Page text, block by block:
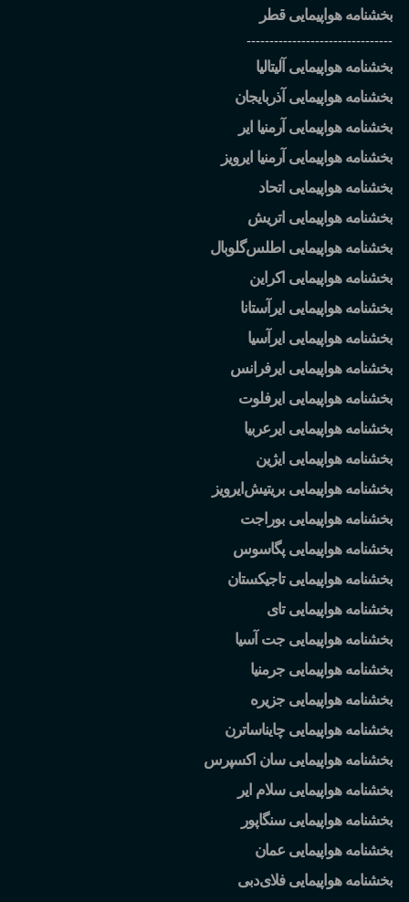
بخشنامه هواپیمایی قطر
--------------------------------
بخشنامه هواپیمایی آلیتالیا
بخشنامه هواپیمایی آذربایجان
بخشنامه هواپیمایی آرمنیا ایر
بخشنامه هواپیمایی آرمنیا ایرویز
بخشنامه هواپیمایی اتحاد
بخشنامه هواپیمایی اتریش
بخشنامه هواپیمایی اطلسگلوبال
بخشنامه هواپیمایی اکراین
بخشنامه هواپیمایی ایرآستانا
بخشنامه هواپیمایی ایرآسیا
بخشنامه هواپیمایی ایرفرانس
بخشنامه هواپیمایی ایرفلوت
بخشنامه هواپیمایی ایرعربیا
بخشنامه هواپیمایی ایژین
بخشنامه هواپیمایی بریتیش ایرویز
بخشنامه هواپیمایی بوراجت
بخشنامه هواپیمایی پگاسوس
بخشنامه هواپیمایی تاجیکستان
بخشنامه هواپیمایی تای
بخشنامه هواپیمایی جت آسیا
بخشنامه هواپیمایی جرمنیا
بخشنامه هواپیمایی جزیره
بخشنامه هواپیمایی چایناساترن
بخشنامه هواپیمایی سان اکسپرس
بخشنامه هواپیمایی سلام ایر
بخشنامه هواپیمایی سنگاپور
بخشنامه هواپیمایی عمان
بخشنامه هواپیمایی فلایدبی